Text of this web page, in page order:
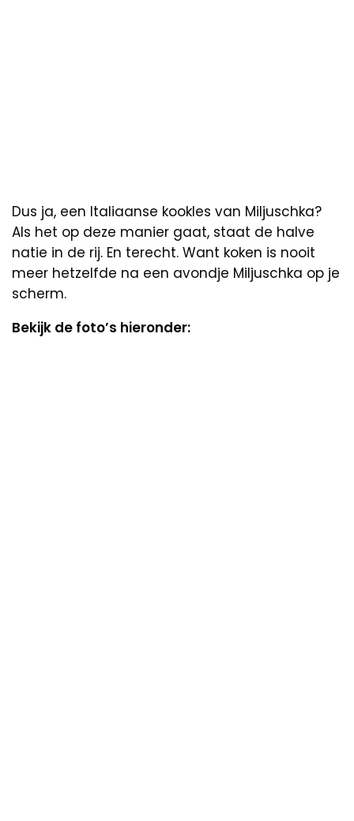
Dus ja, een Italiaanse kookles van Miljuschka?
Als het op deze manier gaat, staat de halve
natie in de rij. En terecht. Want koken is nooit
meer hetzelfde na een avondje Miljuschka op je
scherm.
Bekijk de foto’s hieronder: